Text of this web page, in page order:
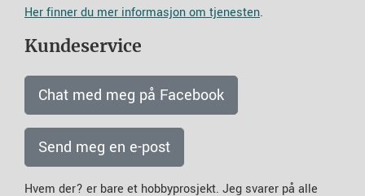
Her finner du mer informasjon om tjenesten.
Kundeservice
Chat med meg på Facebook
Send meg en e-post
Hvem der? er bare et hobbyprosjekt. Jeg svarer på alle